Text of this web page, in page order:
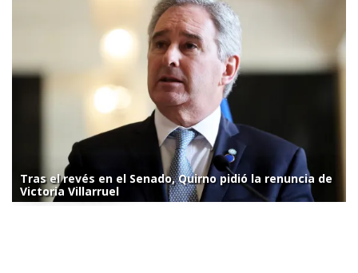
Tras el revés en el Senado, Quirno pidió la renuncia de
Victoria Villarruel